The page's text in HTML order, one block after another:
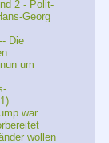
2 - Polit-
Georg
Die
um
war
wollen